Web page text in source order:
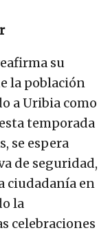
su
la población
a Uribia como
temporada
se espera
de seguridad,
ciudadanía en
la
celebraciones